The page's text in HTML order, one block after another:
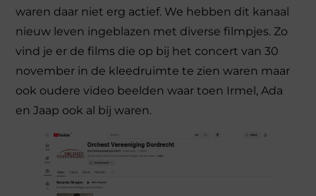
waren daar niet erg actief. We hebben dit kanaal
nieuw leven ingeblazen met diverse filmpjes. Zo
vind je er de films die op bij het concert van 30
november in de kleedruimte te zien waren maar
ook oudere video beelden waar toen Irmel, Ada
en Jaap ook al bij waren.